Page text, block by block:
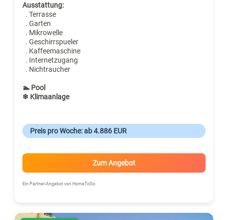
Ausstattung:
. Terrasse
. Garten
. Mikrowelle
. Geschirrspueler
. Kaffeemaschine
. Internetzugang
. Nichtraucher
🏊 Pool
❄ Klimaanlage
Preis pro Woche: ab 4.886 EUR
Zum Angebot
Ein Partner-Angebot von HomeToGo